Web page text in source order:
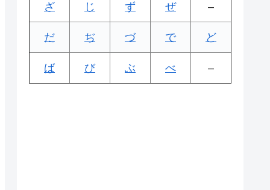
ざ じ ず ぜ –
だ ぢ づ で ど
ば び ぶ べ –